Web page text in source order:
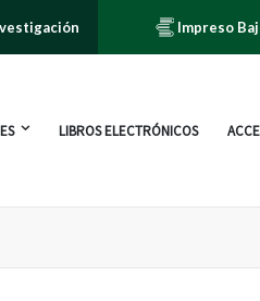
Impreso
LIBROS ELECTRÓNICOS